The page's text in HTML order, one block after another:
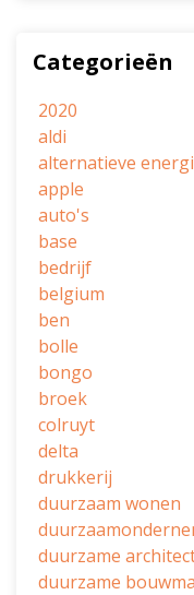
Categorieën
2020
aldi
alternatieve
apple
auto's
base
bedrijf
belgium
ben
bolle
bongo
broek
colruyt
delta
drukkerij
duurzaam wonen
duurzame
duurzame